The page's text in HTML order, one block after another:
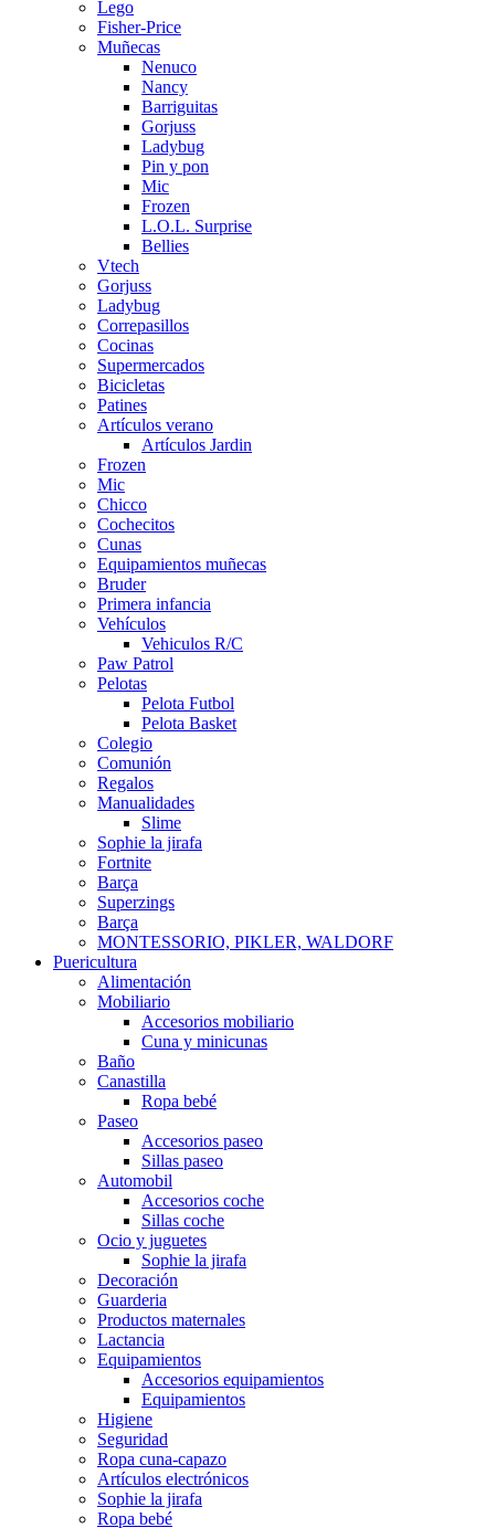
Lego
Fisher-Price
Muñecas
Nenuco
Nancy
Barriguitas
Gorjuss
Ladybug
Pin y pon
Mic
Frozen
L.O.L. Surprise
Bellies
Vtech
Gorjuss
Ladybug
Correpasillos
Cocinas
Supermercados
Bicicletas
Patines
Artículos verano
Artículos Jardin
Frozen
Mic
Chicco
Cochecitos
Cunas
Equipamientos muñecas
Bruder
Primera infancia
Vehículos
Vehiculos R/C
Paw Patrol
Pelotas
Pelota Futbol
Pelota Basket
Colegio
Comunión
Regalos
Manualidades
Slime
Sophie la jirafa
Fortnite
Barça
Superzings
Barça
MONTESSORIO, PIKLER, WALDORF
Puericultura
Alimentación
Mobiliario
Accesorios mobiliario
Cuna y minicunas
Baño
Canastilla
Ropa bebé
Paseo
Accesorios paseo
Sillas paseo
Automobil
Accesorios coche
Sillas coche
Ocio y juguetes
Sophie la jirafa
Decoración
Guarderia
Productos maternales
Lactancia
Equipamientos
Accesorios equipamientos
Equipamientos
Higiene
Seguridad
Ropa cuna-capazo
Artículos electrónicos
Sophie la jirafa
Ropa bebé